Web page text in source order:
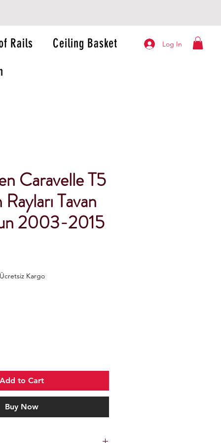
Log In
Rails
Ceiling Basket
Caravelle T5
Tavan
2003-2015
Ücretsiz Kargo
Add to Cart
Buy Now